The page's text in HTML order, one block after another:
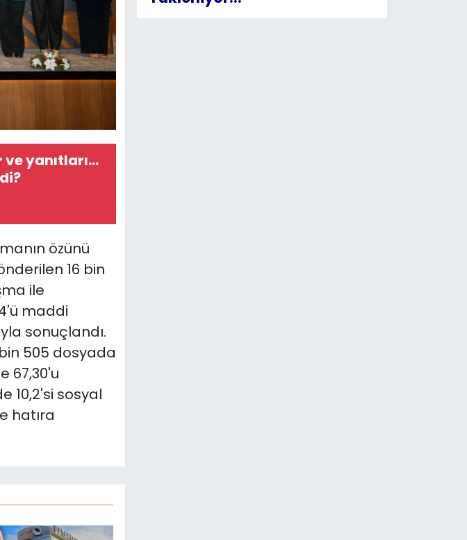
yanıtları...
özünü
16 bin
ile
maddi
sonuçlandı.
505 dosyada
67,30'u
10,2'si sosyal
hatıra